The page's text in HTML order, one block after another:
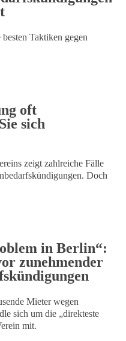
Taktiken gegen
oft
sich
zeigt zahlreiche Fälle
Doch
in Berlin“:
zunehmender
Mieter wegen
sich um die „direkteste
mit.